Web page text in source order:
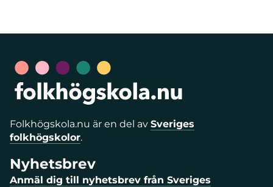
Folkhögskola.nu är en del av Sveriges
folkhögskolor.
Nyhetsbrev
Anmäl dig till nyhetsbrev från Sveriges